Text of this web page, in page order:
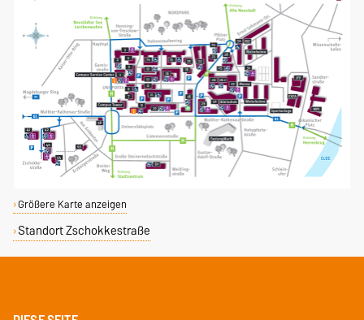
Größere Karte anzeigen
Standort Zschokkestraße